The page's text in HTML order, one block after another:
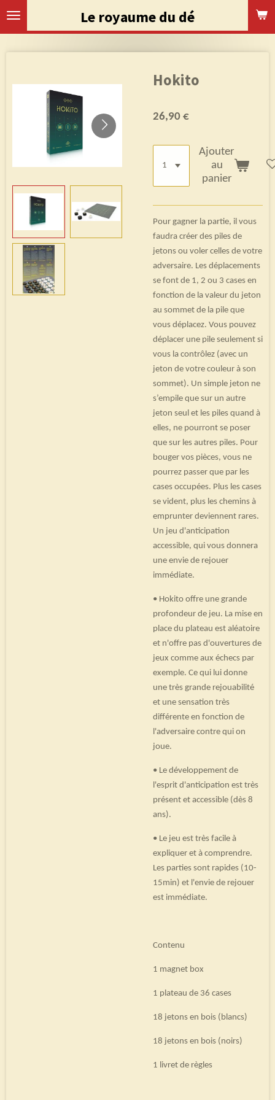
Passer
Le royaume du dé
Hokito
26,90 €
Ajouter
au
panier
Pour gagner la partie, il vous
faudra créer des piles de
jetons ou voler celles de votre
adversaire. Les déplacements
se font de 1, 2 ou 3 cases en
fonction de la valeur du jeton
au sommet de la pile que
vous déplacez. Vous pouvez
déplacer une pile seulement si
vous la contrôlez (avec un
jeton de votre couleur à son
sommet). Un simple jeton ne
s’empile que sur un autre
jeton seul et les piles quand à
elles, ne pourront se poser
que sur les autres piles. Pour
bouger vos pièces, vous ne
pourrez passer que par les
cases occupées. Plus les cases
se vident, plus les chemins à
emprunter deviennent rares.
Un jeu d'anticipation
accessible, qui vous donnera
une envie de rejouer
immédiate.
• Hokito offre une grande
profondeur de jeu. La mise en
place du plateau est aléatoire
et n'offre pas d'ouvertures de
jeux comme aux échecs par
exemple. Ce qui lui donne
une très grande rejouabilité
et une sensation très
différente en fonction de
l'adversaire contre qui on
joue.
• Le développement de
l'esprit d'anticipation est très
présent et accessible (dès 8
ans).
• Le jeu est très facile à
expliquer et à comprendre.
Les parties sont rapides (10-
15min) et l'envie de rejouer
est immédiate.
Contenu
1 magnet box
1 plateau de 36 cases
18 jetons en bois (blancs)
18 jetons en bois (noirs)
1 livret de règles